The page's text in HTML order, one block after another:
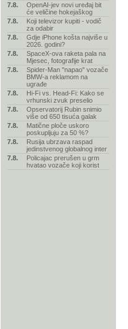
7.8.
OpenAI-jev novi uređaj bit
će veličine hokejaškog
7.8.
Koji televizor kupiti - vodič
za odabir
7.8.
Gdje iPhone košta najviše u
2026. godini?
7.8.
SpaceX-ova raketa pala na
Mjesec, fotografije krat
7.8.
Spider-Man "napao" vozače
BMW-a reklamom na
ugrađe
7.8.
Hi-Fi vs. Head-Fi: Kako se
vrhunski zvuk preselio
7.8.
Opservatorij Rubin snimio
više od 650 tisuća galak
7.8.
Matične ploče uskoro
poskupljuju za 50 %?
7.8.
Rusija ubrzava raspad
jedinstvenog globalnog inter
7.8.
Policajac prerušen u grm
hvatao vozače koji korist